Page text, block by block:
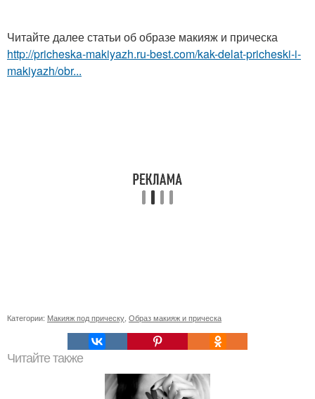
Читайте далее статьи об образе макияж и прическа
http://pricheska-makiyazh.ru-best.com/kak-delat-pricheski-i-
makiyazh/obr...
Категории: Макияж под прическу Образ макияж и прическа
Читайте также